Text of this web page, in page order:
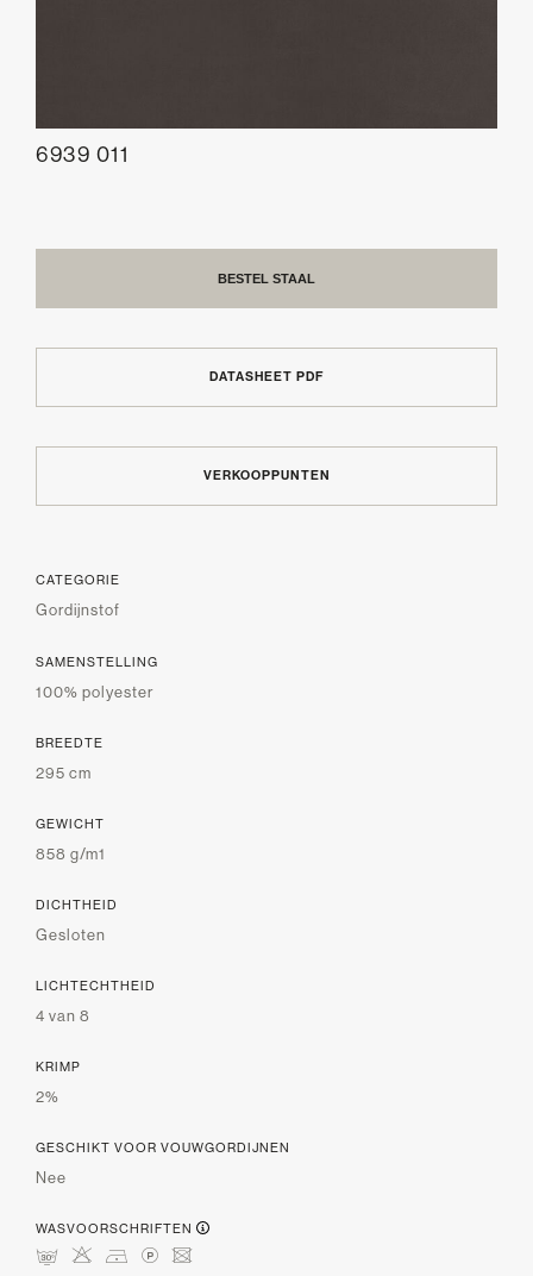
6939 011
BESTEL STAAL
DATASHEET PDF
VERKOOPPUNTEN
CATEGORIE
Gordijnstof
SAMENSTELLING
100% polyester
BREEDTE
295 cm
GEWICHT
858 g/m1
DICHTHEID
Gesloten
LICHTECHTHEID
4 van 8
KRIMP
2%
GESCHIKT VOOR VOUWGORDIJNEN
Nee
WASVOORSCHRIFTEN
mHDLU